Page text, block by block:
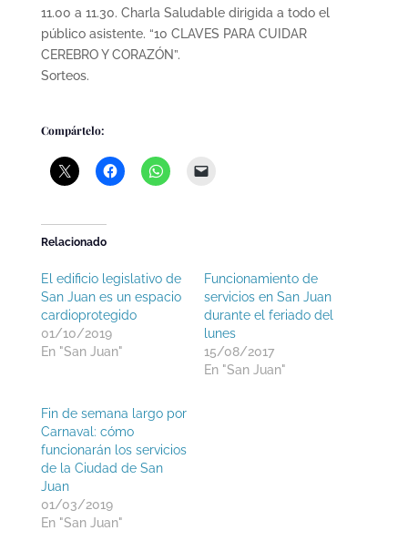
11.00 a 11.30. Charla Saludable dirigida a todo el
público asistente. “10 CLAVES PARA CUIDAR
CEREBRO Y CORAZÓN”.
Sorteos.
Compártelo:
Relacionado
El edificio legislativo de
San Juan es un espacio
cardioprotegido
01/10/2019
En "San Juan"
Funcionamiento de
servicios en San Juan
durante el feriado del
lunes
15/08/2017
En "San Juan"
Fin de semana largo por
Carnaval: cómo
funcionarán los servicios
de la Ciudad de San
Juan
01/03/2019
En "San Juan"